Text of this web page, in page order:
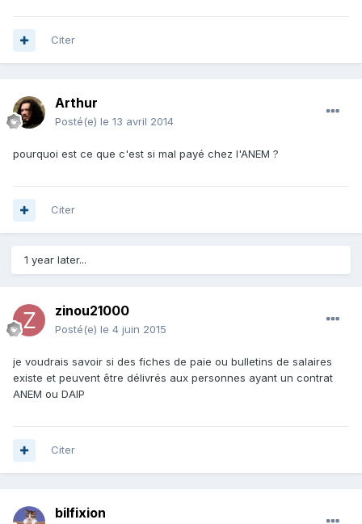
Citer
Arthur
Posté(e) le 13 avril 2014
pourquoi est ce que c'est si mal payé chez l'ANEM ?
Citer
1 year later...
zinou21000
Posté(e) le 4 juin 2015
je voudrais savoir si des fiches de paie ou bulletins de salaires
existe et peuvent être délivrés aux personnes ayant un contrat
ANEM ou DAIP
Citer
bilfixion